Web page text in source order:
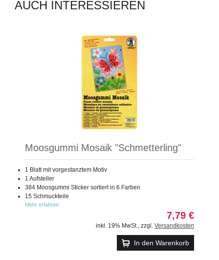
AUCH INTERESSIEREN
Moosgummi Mosaik "Schmetterling"
1 Blatt mit vorgestanztem Motiv
1 Aufsteller
384 Moosgummi Sticker sortiert in 6 Farben
15 Schmuckteile
Mehr erfahren
7,79 €
inkl. 19% MwSt. zzgl. Versandkosten
In den Warenkorb